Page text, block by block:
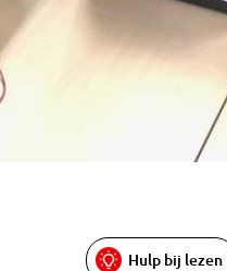
Hulp bij lezen